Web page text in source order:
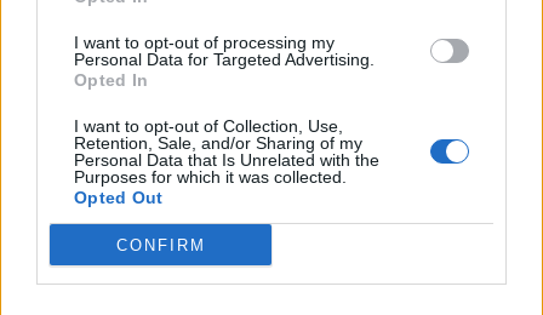
I want to opt-out of processing my
Personal Data for Targeted Advertising.
Opted In
I want to opt-out of Collection, Use,
Retention, Sale, and/or Sharing of my
Personal Data that Is Unrelated with the
Purposes for which it was collected.
Opted Out
CONFIRM
COMMENTS